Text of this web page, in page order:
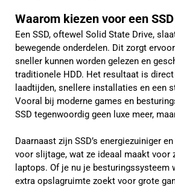
Waarom kiezen voor een SSD
Een SSD, oftewel Solid State Drive,
bewegende onderdelen. Dit zorgt
sneller kunnen worden gelezen en
traditionele HDD. Het resultaat is
laadtijden, snellere installaties en een
Vooral bij moderne games en
SSD tegenwoordig geen luxe meer,
Daarnaast zijn SSD’s energiezuiniger
voor slijtage, wat ze ideaal maakt voor
laptops. Of je nu je besturingssysteem
extra opslagruimte zoekt voor grote